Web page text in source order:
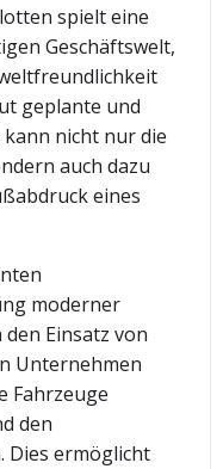
spielt eine
Geschäftswelt,
geplante und
nicht nur die
auch dazu
eines
moderner
Einsatz von
Unternehmen
Fahrzeuge
den
Dies ermöglicht